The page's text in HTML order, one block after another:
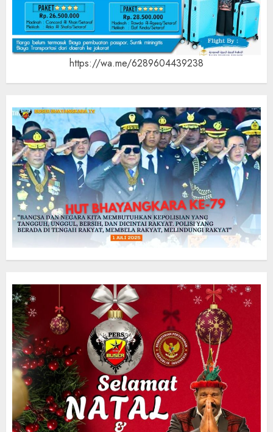
https://wa.me/6289604439238